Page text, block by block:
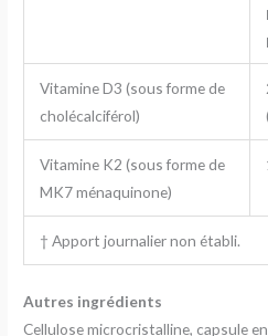
Vitamine D3 (sous forme de
cholécalciférol)
Vitamine K2 (sous forme de
MK7 ménaquinone)
† Apport journalier non établi.
Autres ingrédients
Cellulose microcristalline, capsule